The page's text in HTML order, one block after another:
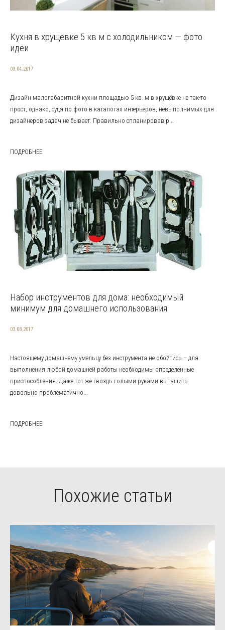
Кухня в хрущевке 5 кв м с холодильником — фото
идеи
03.04.2017
Дизайн малогабаритной кухни площадью 5 кв. м в хрущёвке не так-то
прост, однако, судя по фото в каталогах интерьеров, невыполнимых для
дизайнеров задач не бывает. Правильно спланировав р...
ПОДРОБНЕЕ
Набор инструментов для дома: необходимый
минимум для домашнего использования
03.08.2017
Настоящему домашнему умельцу без инструмента не обойтись – для
выполнения любой домашней работы необходимы определенные
приспособления. Даже тот же гвоздь голыми руками вытащить
довольно проблематично...
ПОДРОБНЕЕ
Похожие статьи